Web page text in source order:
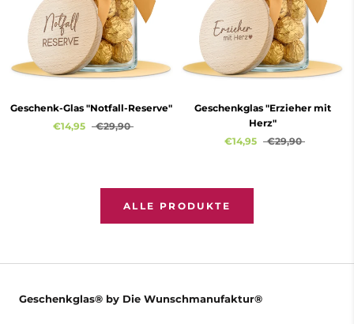
Geschenk-Glas "Notfall-Reserve"
€14,95
€29,90
Geschenkglas "Erzieher mit
Herz"
€14,95
€29,90
ALLE PRODUKTE
Geschenkglas® by Die Wunschmanufaktur®